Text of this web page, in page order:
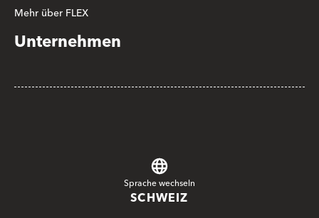
Mehr über FLEX
Unternehmen
Sprache wechseln
SCHWEIZ